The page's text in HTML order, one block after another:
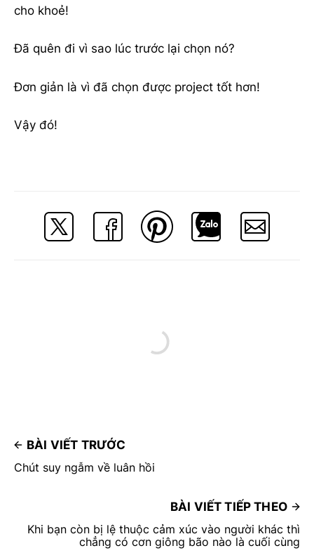
cho khoẻ!
Đã quên đi vì sao lúc trước lại chọn nó?
Đơn giản là vì đã chọn được project tốt hơn!
Vậy đó!
BÀI VIẾT TRƯỚC
Chút suy ngẫm về luân hồi
BÀI VIẾT TIẾP THEO
Khi bạn còn bị lệ thuộc cảm xúc vào người khác thì
chẳng có cơn giông bão nào là cuối cùng